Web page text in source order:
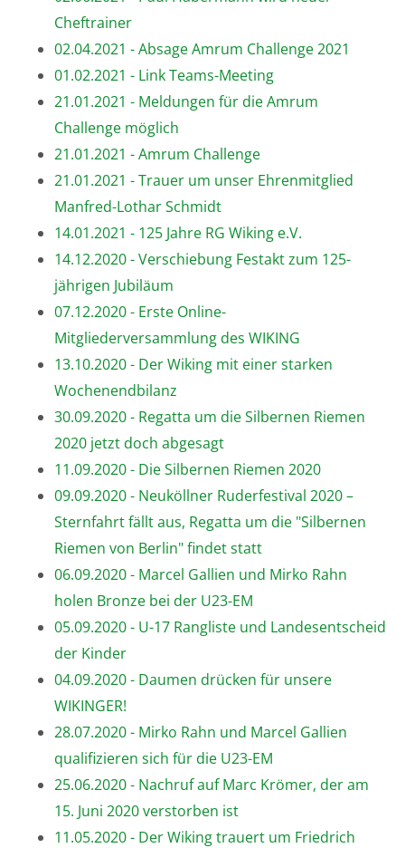
Cheftrainer
02.04.2021 - Absage Amrum Challenge 2021
01.02.2021 - Link Teams-Meeting
21.01.2021 - Meldungen für die Amrum
Challenge möglich
21.01.2021 - Amrum Challenge
21.01.2021 - Trauer um unser Ehrenmitglied
Manfred-Lothar Schmidt
14.01.2021 - 125 Jahre RG Wiking e.V.
14.12.2020 - Verschiebung Festakt zum 125-
jährigen Jubiläum
07.12.2020 - Erste Online-
Mitgliederversammlung des WIKING
13.10.2020 - Der Wiking mit einer starken
Wochenendbilanz
30.09.2020 - Regatta um die Silbernen Riemen
2020 jetzt doch abgesagt
11.09.2020 - Die Silbernen Riemen 2020
09.09.2020 - Neuköllner Ruderfestival 2020 –
Sternfahrt fällt aus, Regatta um die "Silbernen
Riemen von Berlin" findet statt
06.09.2020 - Marcel Gallien und Mirko Rahn
holen Bronze bei der U23-EM
05.09.2020 - U-17 Rangliste und Landesentscheid
der Kinder
04.09.2020 - Daumen drücken für unsere
WIKINGER!
28.07.2020 - Mirko Rahn und Marcel Gallien
qualifizieren sich für die U23-EM
25.06.2020 - Nachruf auf Marc Krömer, der am
15. Juni 2020 verstorben ist
11.05.2020 - Der Wiking trauert um Friedrich